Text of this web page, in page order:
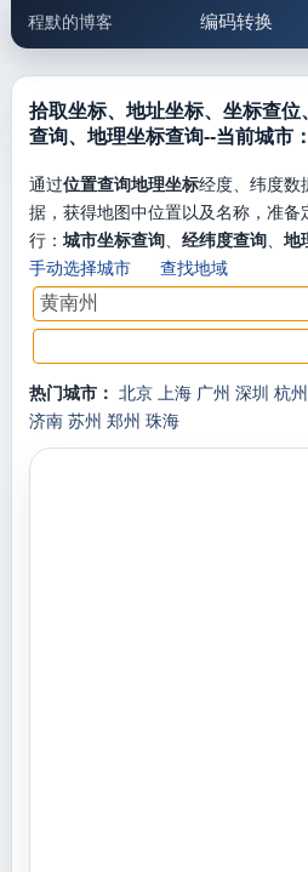
程默的博客 编码转换
邮件工具 生活便民
5.1支付宝大红
拾取坐标、地址坐标、坐标查
查询、地理坐标查询--当前城市
通过位置查询地理坐标经度、纬度数
据，获得地图中位置以及名称，准
行： 城市坐标查询、 经纬度查询、 地
手动选择城市
查找地域
热门城市： 北京 上海 广州 深圳 杭州
济南 苏州 郑州 珠海